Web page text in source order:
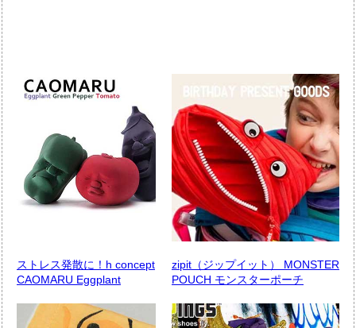
ストレス発散に！h concept
CAOMARU Eggplant
zipit（ジップイット） MONSTER
POUCH モンスターポーチ